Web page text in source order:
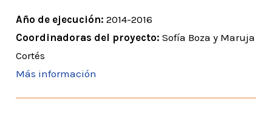
Año de ejecución: 2014-2016
Coordinadoras del proyecto: Sofía Boza y Maruja
Cortés
Más información